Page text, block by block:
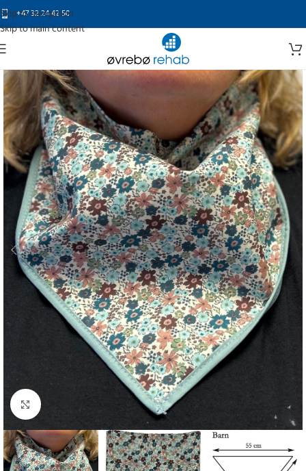
Skip to navigation
Skip to main content
+47 32 24 42 50
Click to enlarge